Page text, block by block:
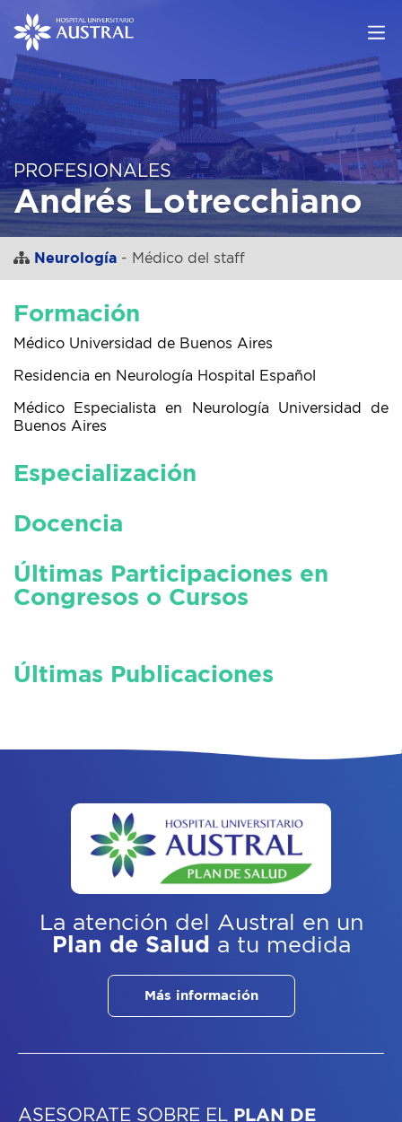
PROFESIONALES
Andrés Lotrecchiano
Neurología - Médico del staff
Formación
Médico Universidad de Buenos Aires
Residencia en Neurología Hospital Español
Médico Especialista en Neurología Universidad de
Buenos Aires
Especialización
Docencia
Últimas Participaciones en
Congresos o Cursos
Últimas Publicaciones
La atención del Austral
en un
Plan de Salud a tu medida
Más información